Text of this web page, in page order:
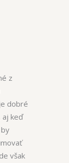
z
dobré
aj keď
však